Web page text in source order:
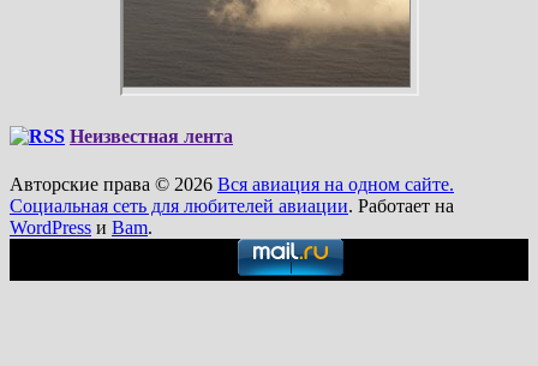
Неизвестная лента
Авторские права © 2026 Вся авиация на одном сайте.
Социальная сеть для любителей авиации. Работает на
WordPress и Bam.